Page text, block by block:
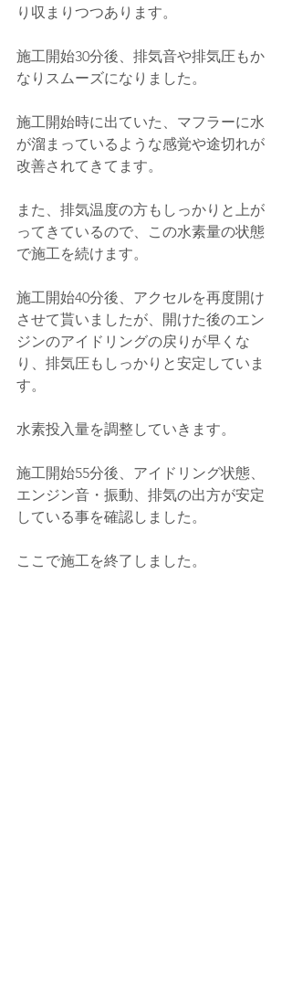
り収まりつつあります。
施工開始30分後、排気音や排気圧もか
なりスムーズになりました。
施工開始時に出ていた、マフラーに水
が溜まっているような感覚や途切れが
改善されてきてます。
また、排気温度の方もしっかりと上が
ってきているので、この水素量の状態
で施工を続けます。
施工開始40分後、アクセルを再度開け
させて貰いましたが、開けた後のエン
ジンのアイドリングの戻りが早くな
り、排気圧もしっかりと安定していま
す。
水素投入量を調整していきます。
施工開始55分後、アイドリング状態、
エンジン音・振動、排気の出方が安定
している事を確認しました。
ここで施工を終了しました。